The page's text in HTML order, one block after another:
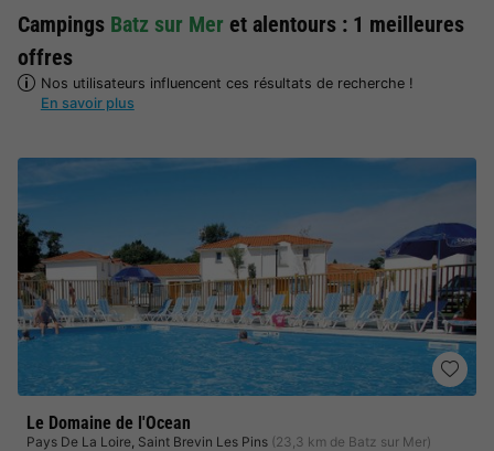
Campings Batz sur Mer et alentours : 1 meilleures
offres
Nos utilisateurs influencent ces résultats de recherche !
En savoir plus
Le Domaine de l'Ocean
Pays De La Loire, Saint Brevin Les Pins (23,3 km de Batz sur Mer)